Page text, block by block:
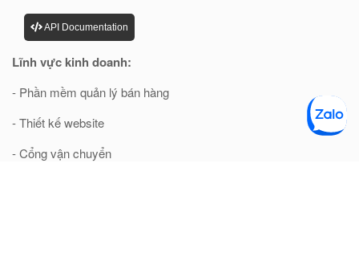
API Documentation
Lĩnh vực kinh doanh:
- Phần mềm quản lý bán hàng
- Thiết kế website
- Cổng vận chuyển